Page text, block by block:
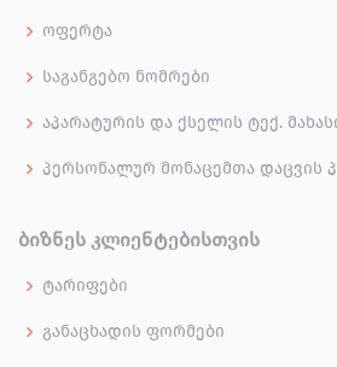
ოფერტა
საგანგებო ნომრები
აპარატურის და ქსელის ტექ.
პერსონალურ მონაცემთა დაცვის
ᲑᲘᲖᲜᲔᲡ ᲙᲚᲘᲔᲜᲢᲔᲑᲘᲡᲗᲕᲘᲡ
ტარიფები
განაცხადის ფორმები